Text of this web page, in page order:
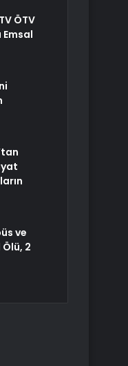
ÖTV
Emsal
ve
Ölü, 2